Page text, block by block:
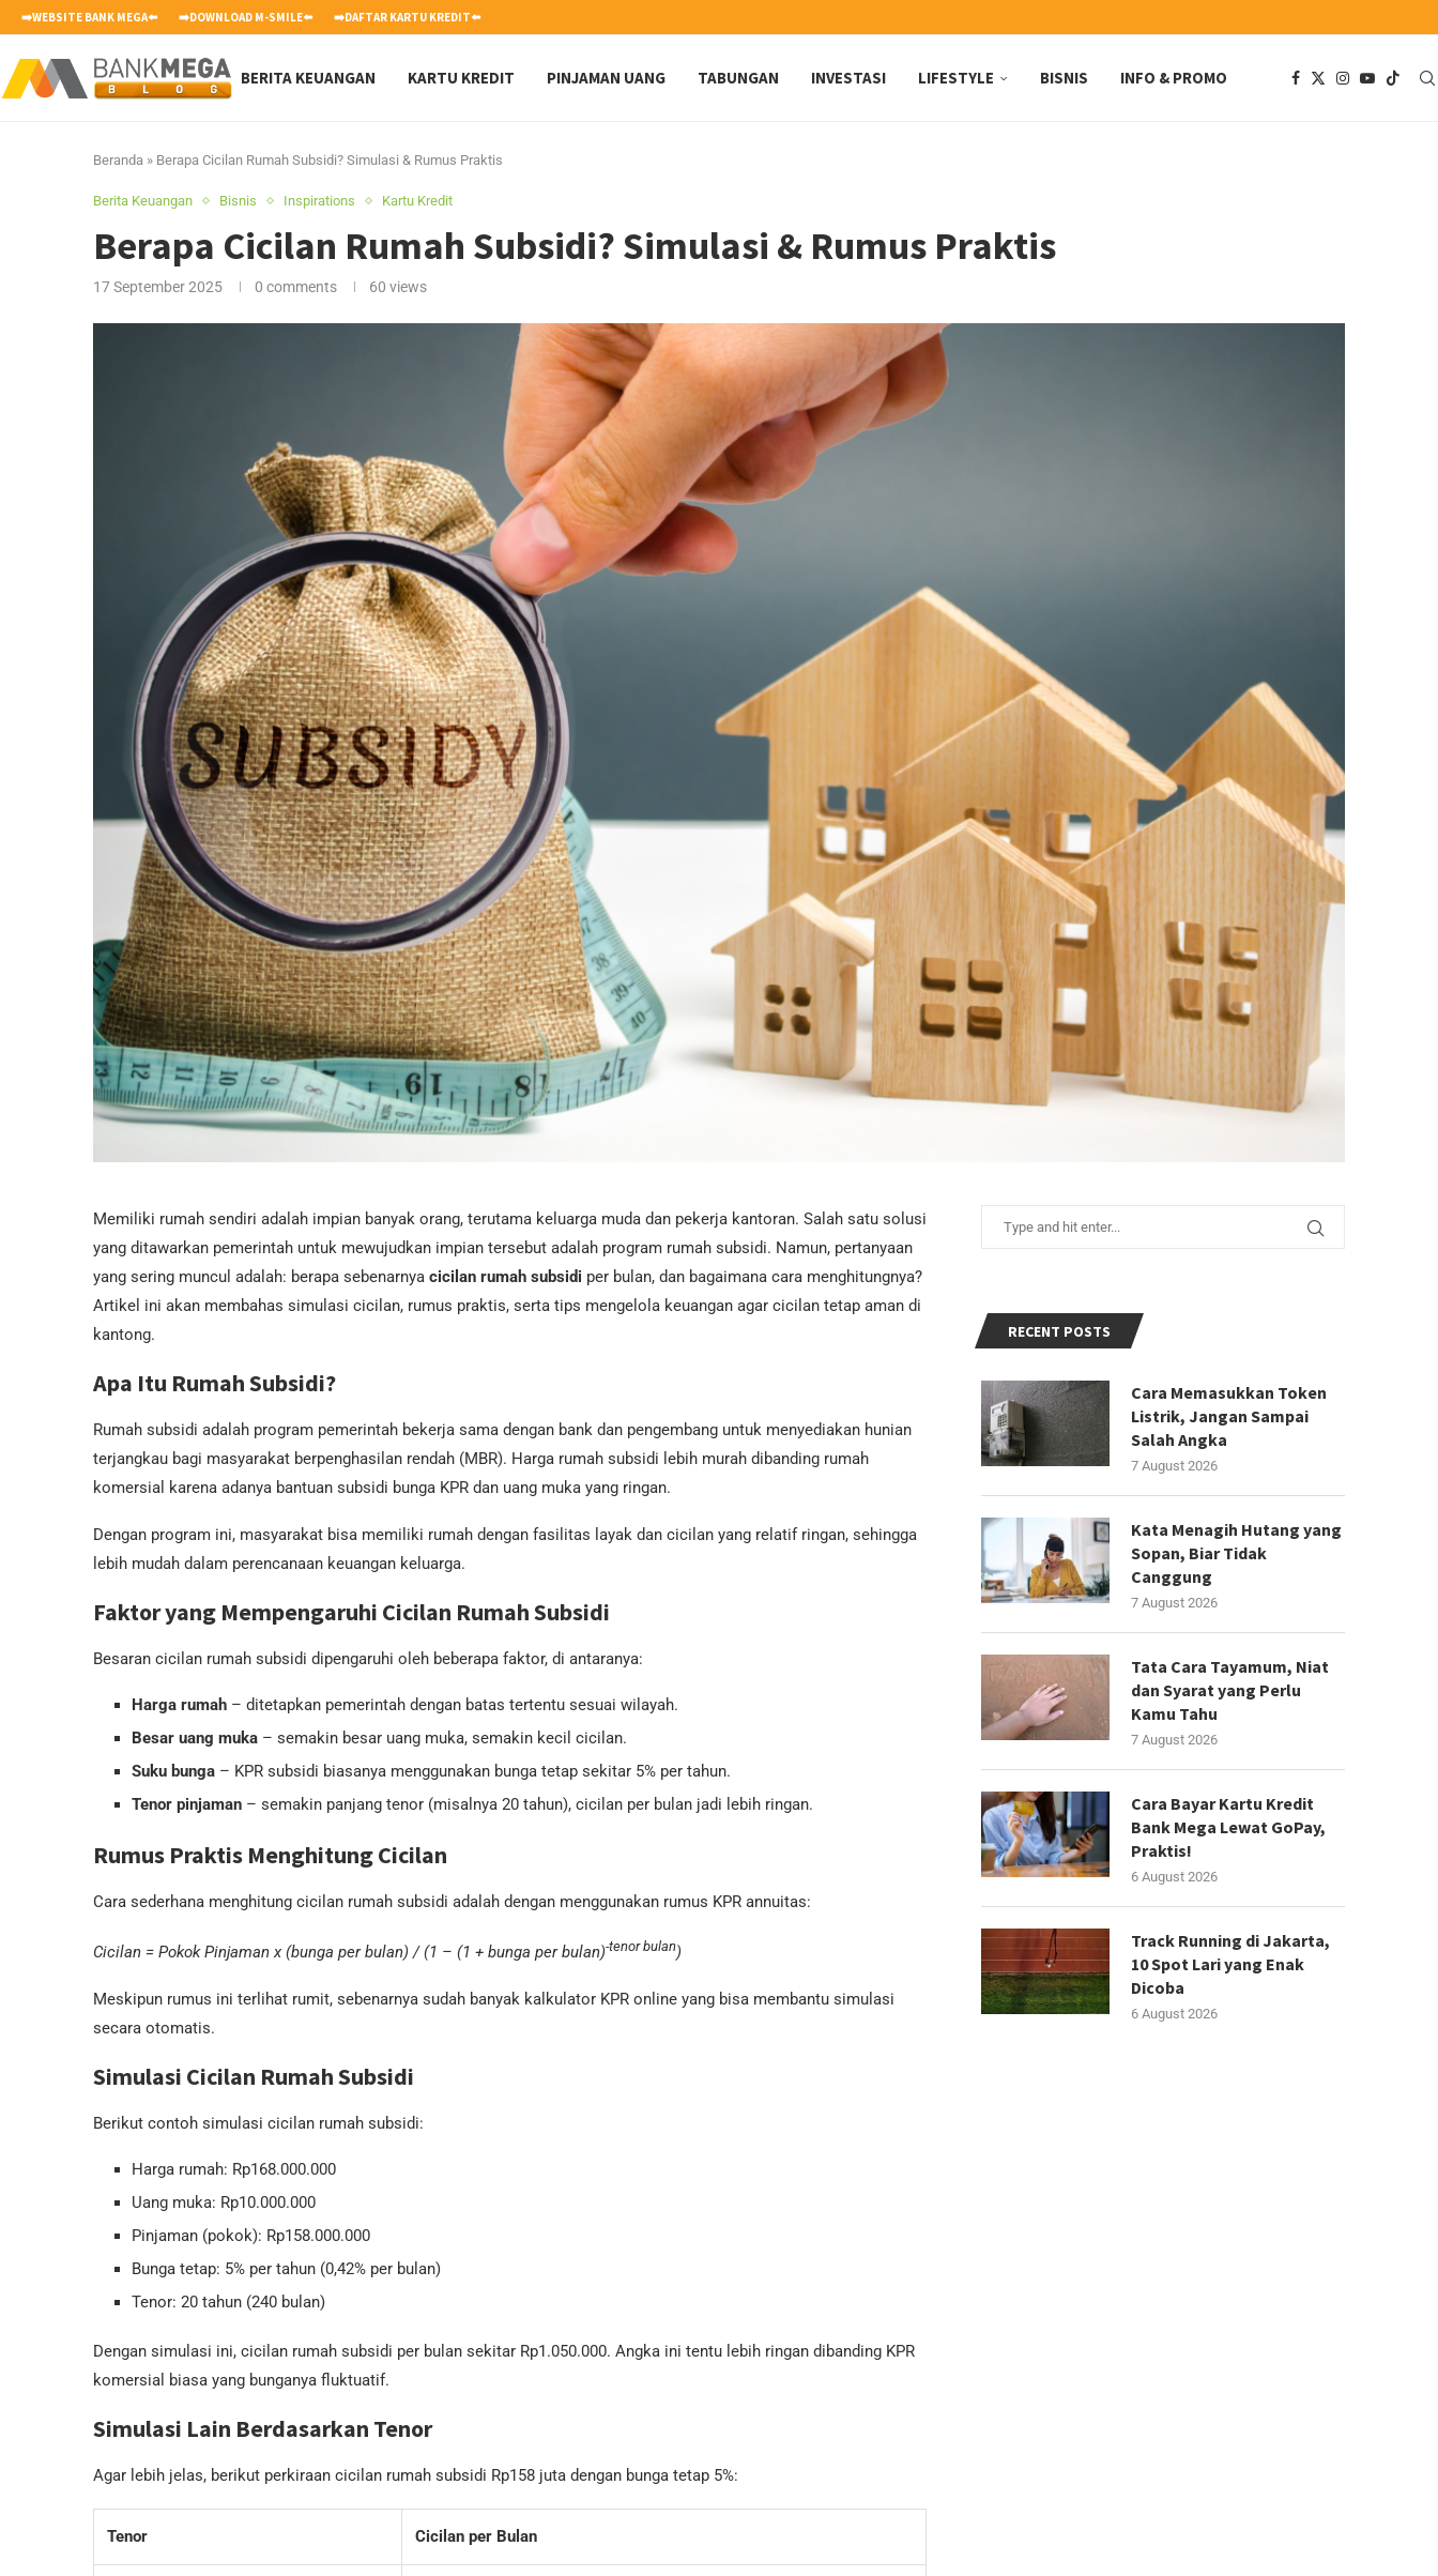
➡️WEBSITE BANK MEGA⬅️ ➡️DOWNLOAD M-SMILE⬅️ ➡️DAFTAR KARTU KREDIT⬅️
BERITA KEUANGAN KARTU KREDIT PINJAMAN UANG TABUNGAN INVESTASI LIFESTYLE BISNIS INFO & PROMO
Beranda » Berapa Cicilan Rumah Subsidi? Simulasi & Rumus Praktis
Berita Keuangan Bisnis Inspirations Kartu Kredit
Berapa Cicilan Rumah Subsidi? Simulasi & Rumus Praktis
17 September 2025 0 comments 60 views
Memiliki rumah sendiri adalah impian banyak orang, terutama keluarga muda dan pekerja kantoran. Salah satu solusi
yang ditawarkan pemerintah untuk mewujudkan impian tersebut adalah program rumah subsidi. Namun, pertanyaan
yang sering muncul adalah: berapa sebenarnya cicilan rumah subsidi per bulan, dan bagaimana cara menghitungnya?
Artikel ini akan membahas simulasi cicilan, rumus praktis, serta tips mengelola keuangan agar cicilan tetap aman di
kantong.
Apa Itu Rumah Subsidi?
Rumah subsidi adalah program pemerintah bekerja sama dengan bank dan pengembang untuk menyediakan hunian
terjangkau bagi masyarakat berpenghasilan rendah (MBR). Harga rumah subsidi lebih murah dibanding rumah
komersial karena adanya bantuan subsidi bunga KPR dan uang muka yang ringan.
Dengan program ini, masyarakat bisa memiliki rumah dengan fasilitas layak dan cicilan yang relatif ringan, sehingga
lebih mudah dalam perencanaan keuangan keluarga.
Faktor yang Mempengaruhi Cicilan Rumah Subsidi
Besaran cicilan rumah subsidi dipengaruhi oleh beberapa faktor, di antaranya:
Harga rumah – ditetapkan pemerintah dengan batas tertentu sesuai wilayah.
Besar uang muka – semakin besar uang muka, semakin kecil cicilan.
Suku bunga – KPR subsidi biasanya menggunakan bunga tetap sekitar 5% per tahun.
Tenor pinjaman – semakin panjang tenor (misalnya 20 tahun), cicilan per bulan jadi lebih ringan.
Rumus Praktis Menghitung Cicilan
Cara sederhana menghitung cicilan rumah subsidi adalah dengan menggunakan rumus KPR annuitas:
Cicilan = Pokok Pinjaman x (bunga per bulan) / (1 – (1 + bunga per bulan)-tenor bulan)
Meskipun rumus ini terlihat rumit, sebenarnya sudah banyak kalkulator KPR online yang bisa membantu simulasi
secara otomatis.
Simulasi Cicilan Rumah Subsidi
Berikut contoh simulasi cicilan rumah subsidi:
Harga rumah: Rp168.000.000
Uang muka: Rp10.000.000
Pinjaman (pokok): Rp158.000.000
Bunga tetap: 5% per tahun (0,42% per bulan)
Tenor: 20 tahun (240 bulan)
Dengan simulasi ini, cicilan rumah subsidi per bulan sekitar Rp1.050.000. Angka ini tentu lebih ringan dibanding KPR
komersial biasa yang bunganya fluktuatif.
Simulasi Lain Berdasarkan Tenor
Agar lebih jelas, berikut perkiraan cicilan rumah subsidi Rp158 juta dengan bunga tetap 5%:
Tenor Cicilan per Bulan
RECENT POSTS
Cara Memasukkan Token
Listrik, Jangan Sampai
Salah Angka
7 August 2026
Kata Menagih Hutang yang
Sopan, Biar Tidak
Canggung
7 August 2026
Tata Cara Tayamum, Niat
dan Syarat yang Perlu
Kamu Tahu
7 August 2026
Cara Bayar Kartu Kredit
Bank Mega Lewat GoPay,
Praktis!
6 August 2026
Track Running di Jakarta,
10 Spot Lari yang Enak
Dicoba
6 August 2026